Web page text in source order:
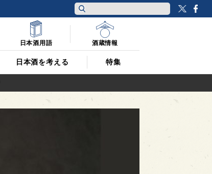
日本酒を考える 特集
日本酒用語 酒蔵情報